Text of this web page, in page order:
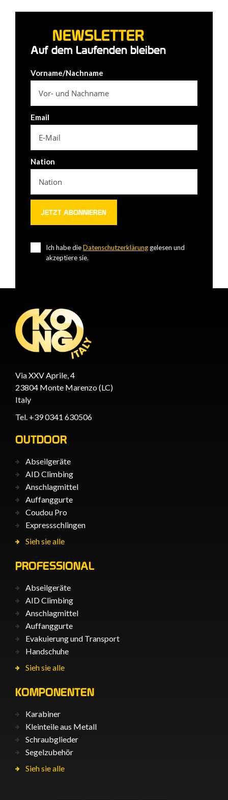
NEWSLETTER
Auf dem Laufenden bleiben
Vorname/Nachname
Email
Nation
Ich habe dieDatenschutzerklärung gelesen und
akzeptiere sie.
Via XXV Aprile, 4
23804 Monte Marenzo (LC)
Italy
Tel. +39 0341 630506
OUTDOOR
Abseilgeräte
AID Climbing
Anschlagmittel
Auffanggurte
Coudou Pro
Expressschlingen
Sieh sie alle
PROFESSIONAL
Abseilgeräte
AID Climbing
Anschlagmittel
Auffanggurte
Evakuierung und Transport
Handschuhe
Sieh sie alle
KOMPONENTEN
Karabiner
Kleinteile aus Metall
Schraubglieder
Segelzubehör
Sieh sie alle